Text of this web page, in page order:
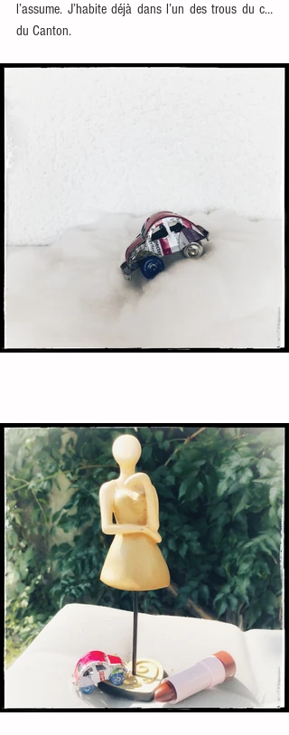
l’assume. J’habite déjà dans l’un des trous du c…
du Canton.